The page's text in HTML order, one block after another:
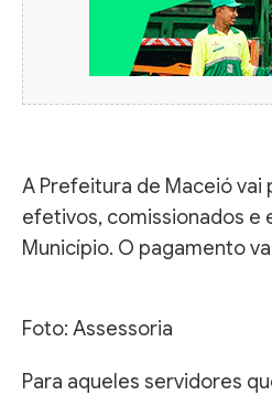
A Prefeitura de Maceió
efetivos, comissionados e
Município. O pagamento
Foto: Assessoria
Para aqueles servidores